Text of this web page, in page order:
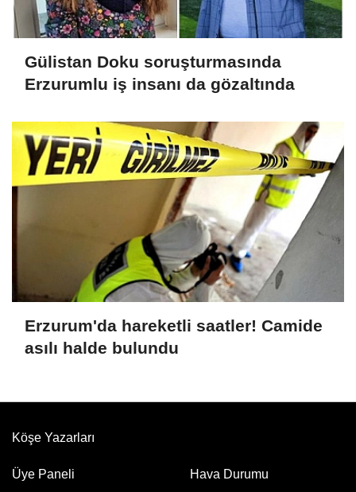
Gülistan Doku soruşturmasında
Erzurumlu iş insanı da gözaltında
Erzurum'da hareketli saatler! Camide
asılı halde bulundu
Köşe Yazarları
Üye Paneli
Hava Durumu